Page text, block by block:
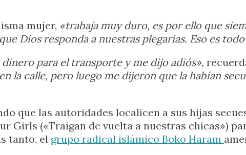
mujer, «trabaja muy duro, es por ello que
Dios responda a nuestras plegarias. Eso es
dinero para el transporte y me dijo adiós»,
la calle, pero luego me dijeron que la habían
que las autoridades localicen a sus hijas
Girls («Traigan de vuelta a nuestras chicas»)
tanto, el grupo radical islámico Boko Haram